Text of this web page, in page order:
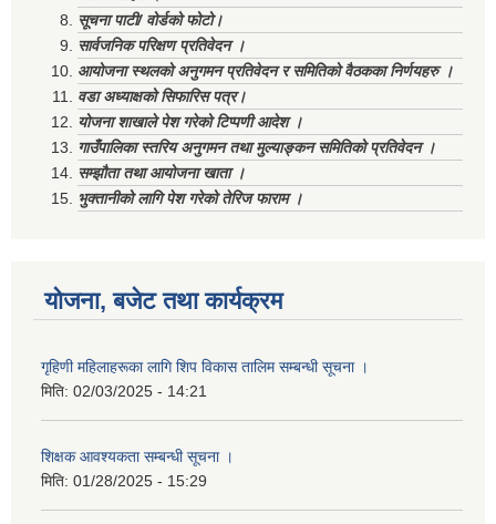
सूचना पाटी/ वोर्डको फोटो।
सार्वजनिक परिक्षण प्रतिवेदन ।
आयोजना स्थलको अनुगमन प्रतिवेदन र समितिको वैठकका निर्णयहरु ।
वडा अध्याक्षको सिफारिस पत्र।
योजना शाखाले पेश गरेको टिप्पणी आदेश ।
गाउँपालिका स्तरिय अनुगमन तथा मुल्याङ्कन समितिको प्रतिवेदन ।
सम्झौता तथा आयोजना खाता ।
भुक्तानीको लागि पेश गरेको तेरिज फाराम ।
योजना, बजेट तथा कार्यक्रम
गृहिणी महिलाहरूका लागि शिप विकास तालिम सम्बन्धी सूचना ‌।
मिति: 02/03/2025 - 14:21
शिक्षक आवश्यकता सम्बन्धी सूचना ।
मिति: 01/28/2025 - 15:29